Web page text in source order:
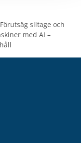
slitage och
med AI –